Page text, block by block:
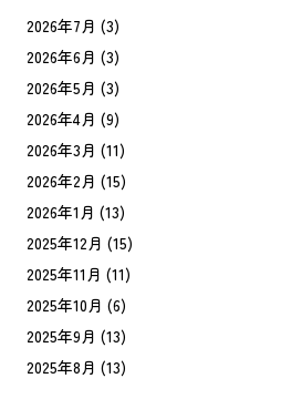
2026年7月 (3)
2026年6月 (3)
2026年5月 (3)
2026年4月 (9)
2026年3月 (11)
2026年2月 (15)
2026年1月 (13)
2025年12月 (15)
2025年11月 (11)
2025年10月 (6)
2025年9月 (13)
2025年8月 (13)